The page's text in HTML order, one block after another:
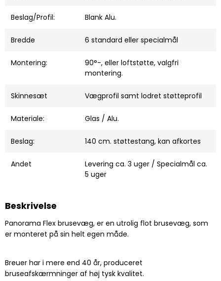
Beslag/Profil: Blank Alu.
Bredde 6 standard eller specialmål
Montering:
90°-, eller loftstøtte, valgfri
montering.
Skinnesæt Vægprofil samt lodret støtteprofil
Materiale: Glas / Alu.
Beslag: 140 cm. støttestang, kan afkortes
Andet
Levering ca. 3 uger / Specialmål ca.
5 uger
Beskrivelse
Panorama Flex brusevæg, er en utrolig flot brusevæg, som
er monteret på sin helt egen måde.
Breuer har i mere end 40 år, produceret
bruseafskærmninger af høj tysk kvalitet.